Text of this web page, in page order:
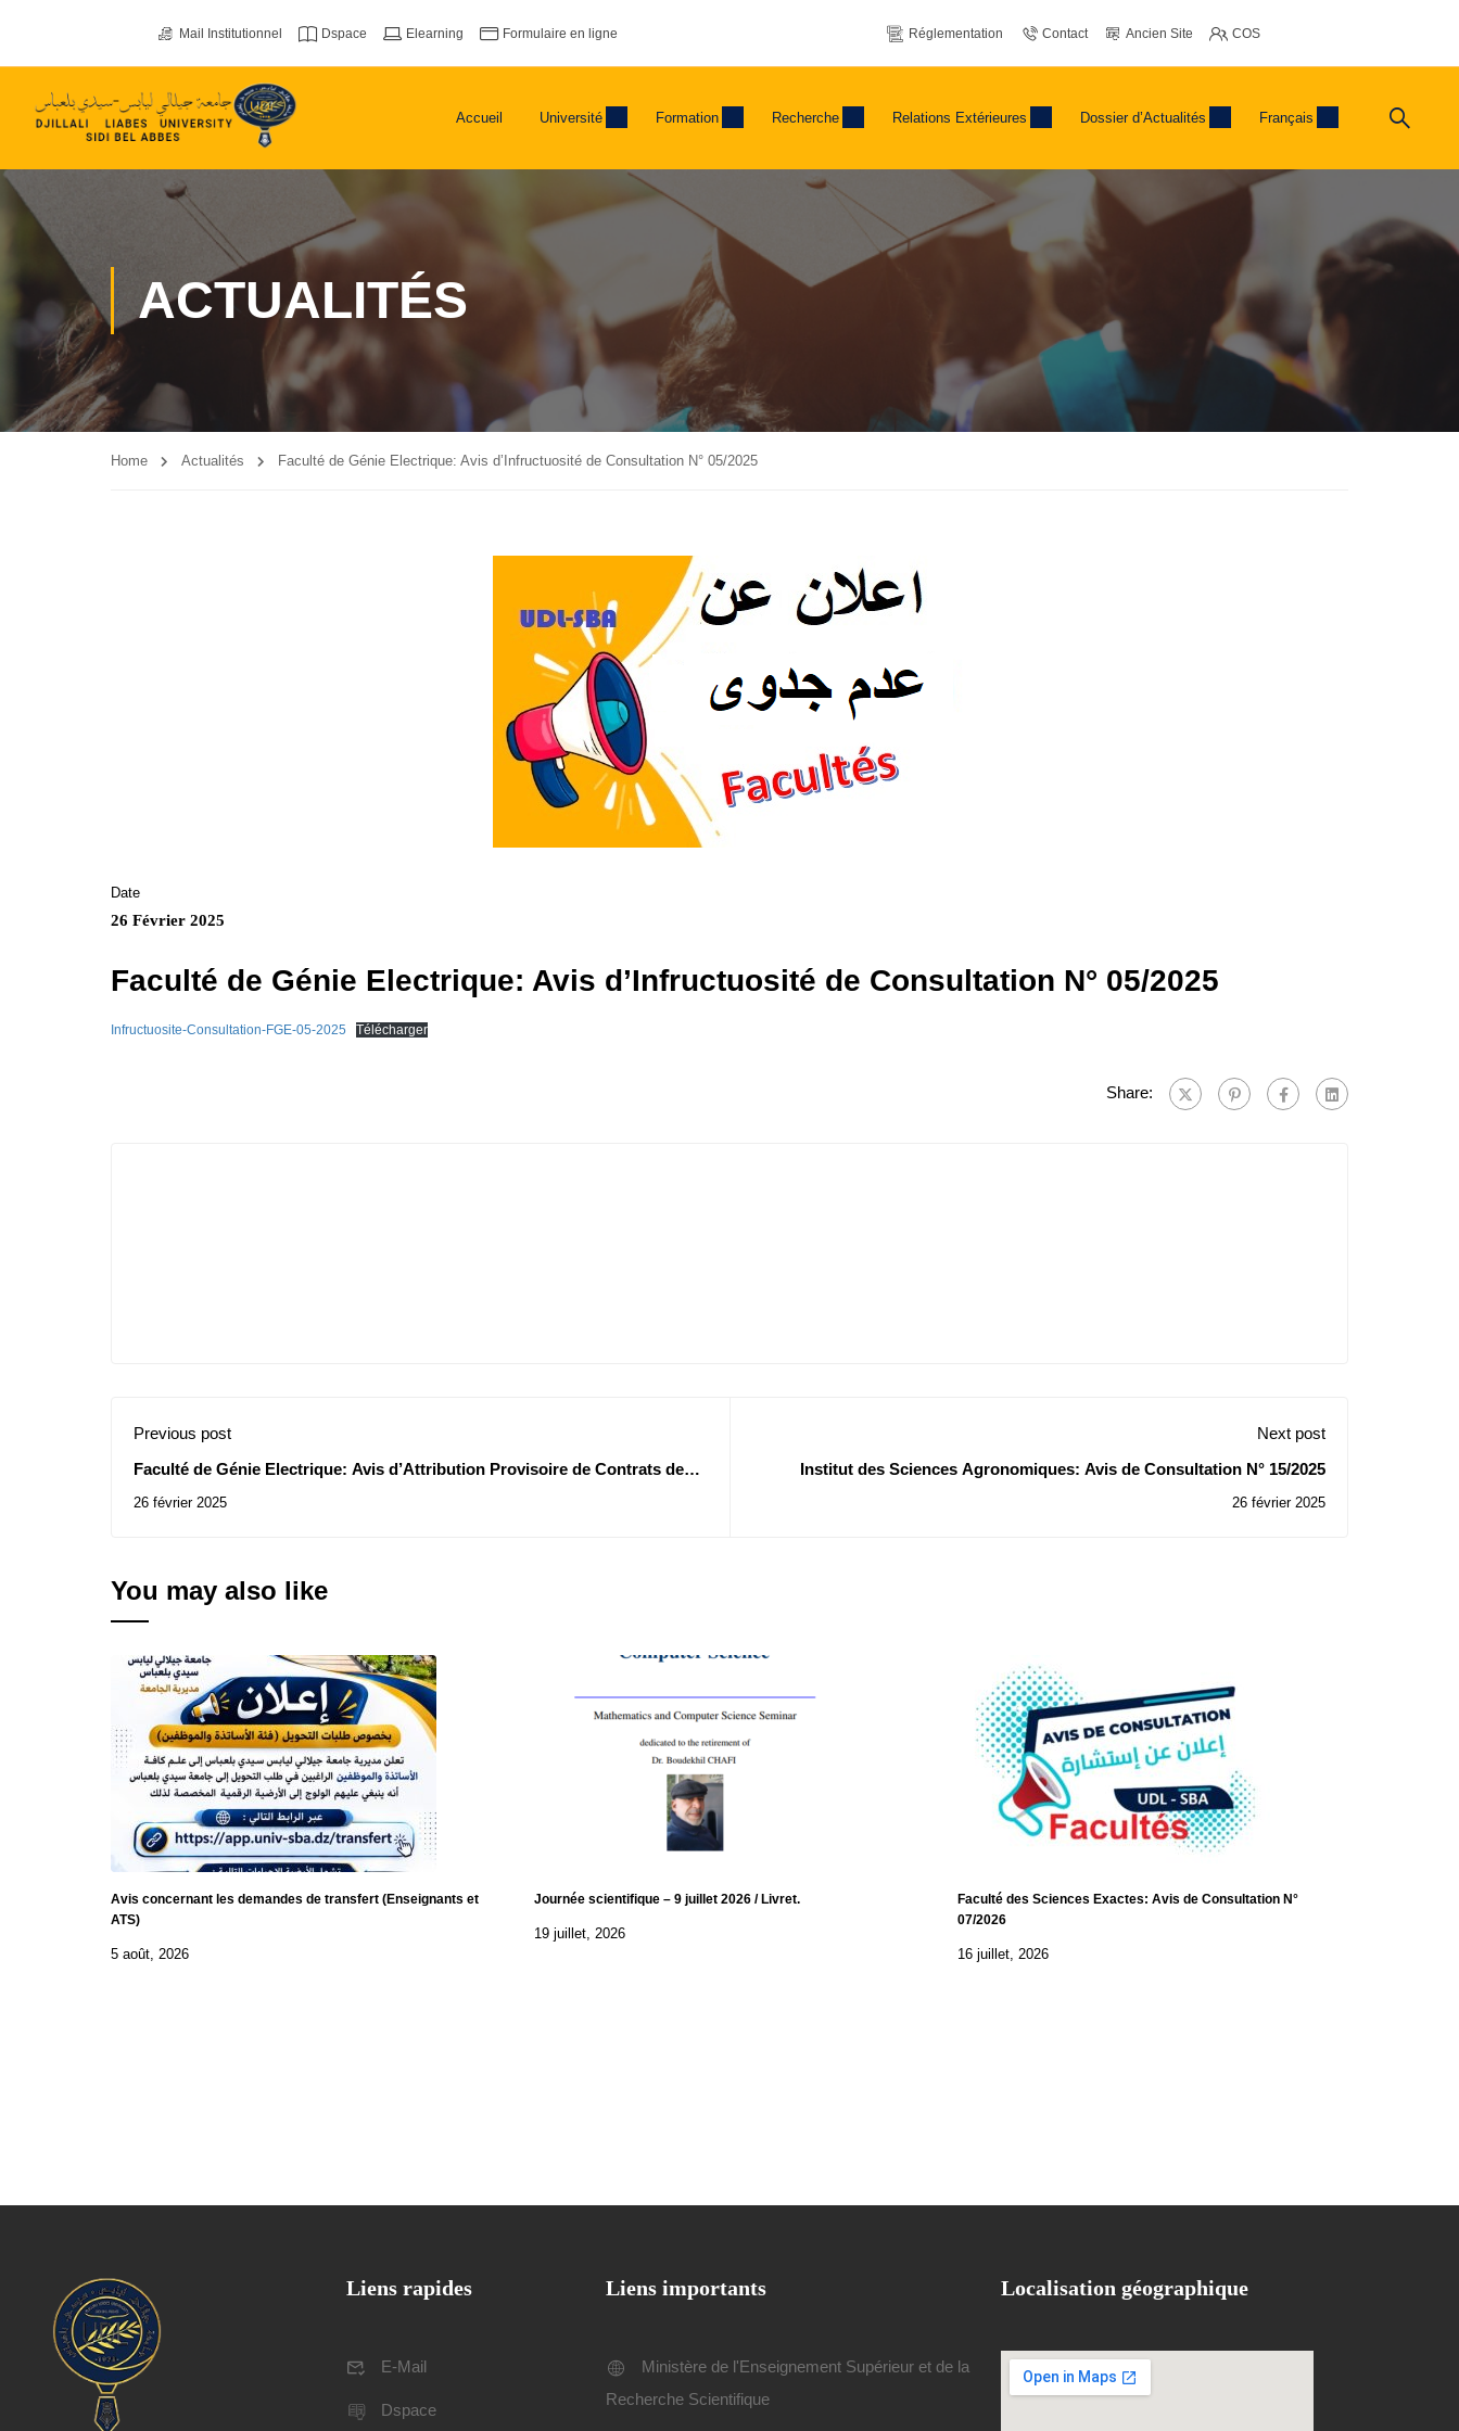
Mail Institutionnel Dspace Elearning Formulaire en ligne Réglementation Contact Ancien Site COS
Accueil Université Formation Recherche Relations Extérieures Dossier d’Actualités Français
ACTUALITÉS
Home Actualités Faculté de Génie Electrique: Avis d’Infructuosité de Consultation N° 05/2025
Date
26 Février 2025
Faculté de Génie Electrique: Avis d’Infructuosité de Consultation N° 05/2025
Infructuosite-Consultation-FGE-05-2025 Télécharger
Share:
Previous post
Faculté de Génie Electrique: Avis d’Attribution Provisoire de Contrats des
26 février 2025
Next post
Institut des Sciences Agronomiques: Avis de Consultation N° 15/2025
26 février 2025
You may also like
Avis concernant les demandes de transfert (Enseignants et
ATS)
5 août, 2026
Journée scientifique – 9 juillet 2026 / Livret.
19 juillet, 2026
Faculté des Sciences Exactes: Avis de Consultation N°
07/2026
16 juillet, 2026
Liens rapides
E-Mail
Dspace
Liens importants
Ministère de l'Enseignement Supérieur et de la
Recherche Scientifique
Localisation géographique